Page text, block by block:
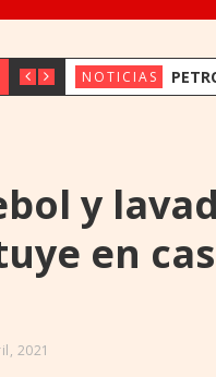
NOTICIAS PETROPAR
y
en
2021